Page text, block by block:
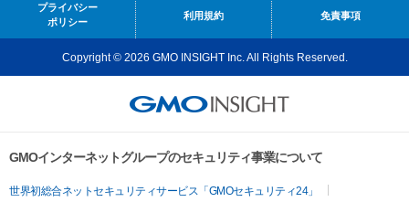
プライバシー
ポリシー
利用規約 免責事項
Copyright © 2026 GMO INSIGHT Inc. All Rights Reserved.
GMOインターネットグループのセキュリティ事業について
世界初総合ネットセキュリティサービス「GMOセキュリティ24」